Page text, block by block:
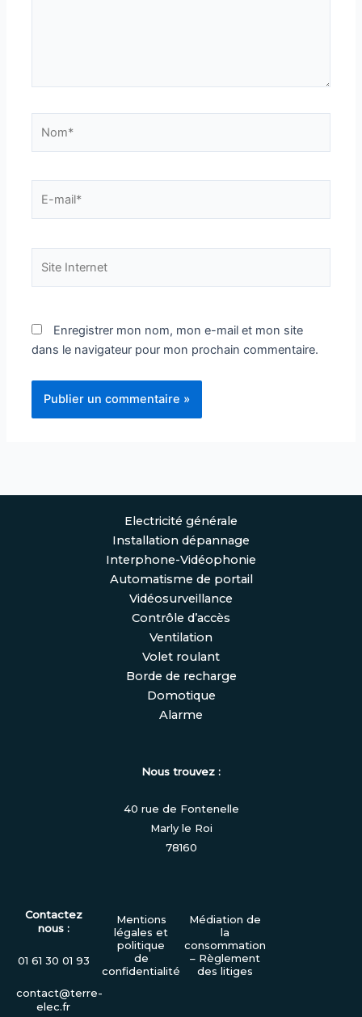
Internet
Enregistrer mon nom, mon e-mail et mon site
dans le navigateur pour mon prochain commentaire.
Electricité générale
Installation dépannage
Interphone-Vidéophonie
Automatisme de portail
Vidéosurveillance
Contrôle d’accès
Ventilation
Volet roulant
Borde de recharge
Domotique
Alarme
Nous trouvez :
40 rue de Fontenelle
Marly le Roi
78160
Contactez
nous :
01 61 30 01 93
contact@terre-
elec.fr
Mentions
légales et
politique
de
confidentialité
Médiation de
la
consommation
– Règlement
des litiges